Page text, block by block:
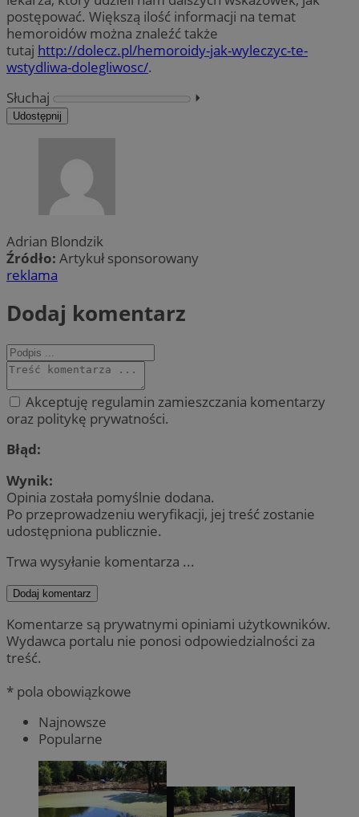
postępować. Większą ilość informacji na temat
hemoroidów można znaleźć także
tutaj http://dolecz.pl/hemoroidy-jak-wyleczyc-te-
wstydliwa-dolegliwosc/.
Słuchaj
⏵︎
Udostępnij
Adrian Blondzik
Źródło: Artykuł sponsorowany
reklama
Dodaj komentarz
Akceptuję regulamin zamieszczania komentarzy
oraz politykę prywatności.
Błąd:
Wynik:
Opinia została pomyślnie dodana.
Po przeprowadzeniu weryfikacji, jej treść zostanie
udostępniona publicznie.
Trwa wysyłanie komentarza ...
Dodaj komentarz
Komentarze są prywatnymi opiniami użytkowników.
Wydawca portalu nie ponosi odpowiedzialności za
treść.
* pola obowiązkowe
Najnowsze
Popularne